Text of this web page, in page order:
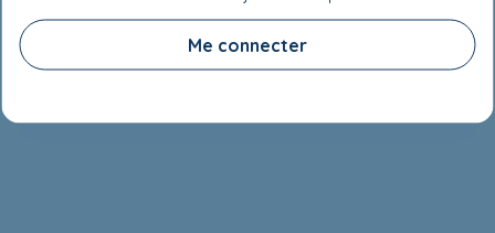
VALEUR NUTRITIVE
Me connecter